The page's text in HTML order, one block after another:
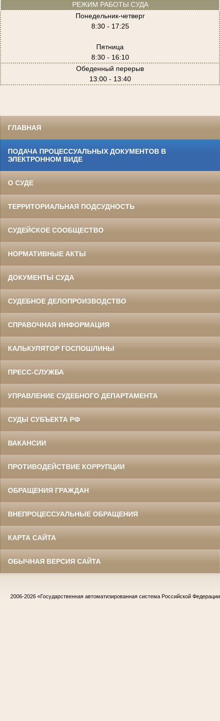
РЕЖИМ РАБОТЫ СУДА
Понедельник-четверг
8:30 - 17:25
Пятница
8:30 - 16:10
Обеденный перерыв
13:00 - 13:40
ГЛАВНАЯ
ПОДАЧА ПРОЦЕССУАЛЬНЫХ ДОКУМЕНТОВ В
ЭЛЕКТРОННОМ ВИДЕ
О СУДЕ
ТЕРРИТОРИАЛЬНАЯ ПОДСУДНОСТЬ
СУДЕЙСКОЕ СООБЩЕСТВО
НОРМАТИВНЫЕ АКТЫ
ДОКУМЕНТЫ СУДА
СУДЕБНОЕ ДЕЛОПРОИЗВОДСТВО
СПРАВОЧНАЯ ИНФОРМАЦИЯ
КАЛЬКУЛЯТОР ГОСПОШЛИНЫ
ПРЕСС-СЛУЖБА
УПРАВЛЕНИЕ СУДЕБНОГО ДЕПАРТАМЕНТА
СУДЫ СУБЪЕКТА РФ
ВАКАНСИИ
ПРОТИВОДЕЙСТВИЕ КОРРУПЦИИ
ОБРАЩЕНИЯ ГРАЖДАН
ВНЕПРОЦЕССУАЛЬНЫЕ ОБРАЩЕНИЯ
КАРТА САЙТА
ОБЫЧНАЯ ВЕРСИЯ САЙТА
2006-2026 «Государственная автоматизированная система Российской